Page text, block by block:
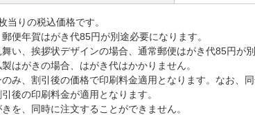
りの税込価格です。
便年賀はがき代85円が別途必要になります。
い、挨拶状デザインの場合、通常郵便はがき代85円が別
はがきの場合、はがき代はかかりません。
み、割引後の価格で印刷料金適用となります。なお、
後の印刷料金が適用となります。
を、同時に注文することができません。